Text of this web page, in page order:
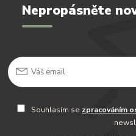
Nepropásněte
Souhlasím se zpracováním